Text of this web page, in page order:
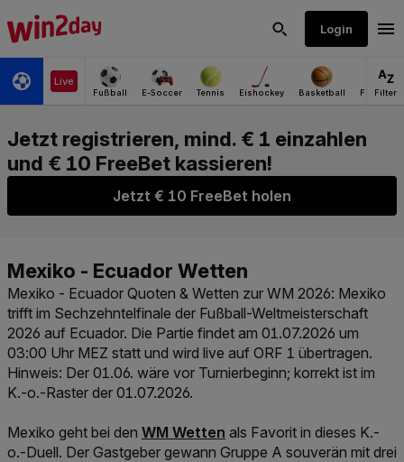
Jetzt € 10 FreeBet holen
Mexiko - Ecuador Quoten & Wetten zur WM 2026: Mexiko
trifft im Sechzehntelfinale der Fußball-Weltmeisterschaft
2026 auf Ecuador. Die Partie findet am 01.07.2026 um
03:00 Uhr MEZ statt und wird live auf ORF 1 übertragen.
Hinweis: Der 01.06. wäre vor Turnierbeginn; korrekt ist im
K.-o.-Raster der 01.07.2026.
Mexiko geht bei den Link der zu https://
WM Wetten als Favorit in dieses K.-
o.-Duell. Der Gastgeber gewann Gruppe A souverän mit drei